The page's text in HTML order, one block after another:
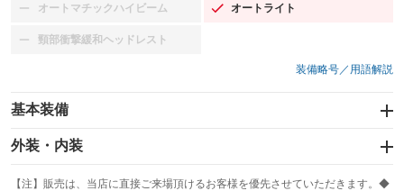
オートマチックハイビーム
：装備なし オートライト
：装備あり
頸部衝撃緩和ヘッドレスト
：装備なし
装備略号／用語解説
基本装備
エアバッグ：運転席/助手席
：装備あり
：装備なし
外装・内装
カーナビ：HDDナビ
：装備あり
【注】販売は、当店に直接ご来場頂けるお客様を優先させていただきます。◆